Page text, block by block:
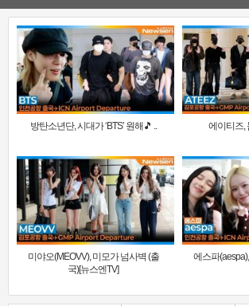
방탄소년단, 시대가 ‘BTS’ 원해🎵 .. 에이티즈,
미야오(MEOVV), 미모가 넘사벽 (출
국)[뉴스엔TV]
에스파